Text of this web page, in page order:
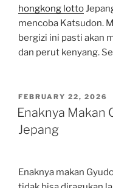
hongkong lotto
mencoba Katsudon.
bergizi ini pasti akan
dan perut kenyang.
POSTED
ON
FEBRUARY 22, 2026
Enaknya Makan
Jepang
Enaknya makan